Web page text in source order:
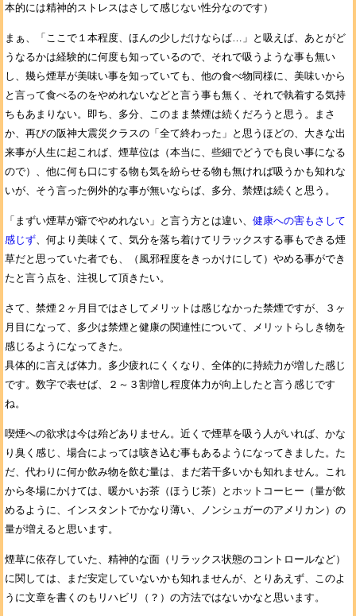
本的には精神的ストレスはさして感じない性分なのです）
まぁ、「ここで１本程度、ほんの少しだけならば…」と吸えば、あとがど
うなるかは経験的に何度も知っているので、それで吸うような事も無い
し、幾ら煙草が美味い事を知っていても、他の食べ物同様に、美味いから
と言って食べるのをやめれないなどと言う事も無く、それで執着する気持
ちもあまりない。即ち、多分、このまま禁煙は続くだろうと思う。まさ
か、再びの阪神大震災クラスの「全て終わった」と思うほどの、大きな出
来事が人生に起これば、煙草位は（本当に、些細でどうでも良い事になる
ので）、他に何も口にする物も気を紛らせる物も無ければ吸うかも知れな
いが、そう言った例外的な事が無いならば、多分、禁煙は続くと思う。
「まずい煙草が癖でやめれない」と言う方とは違い、 健康への害もさして
感じず、何より美味くて、気分を落ち着けてリラックスする事もできる煙
草だと思っていた者でも、（風邪程度をきっかけにして）やめる事ができ
たと言う点を、注視して頂きたい。
さて、禁煙２ヶ月目ではさしてメリットは感じなかった禁煙ですが、３ヶ
月目になって、多少は禁煙と健康の関連性について、メリットらしき物を
感じるようになってきた。
具体的に言えば体力。多少疲れにくくなり、全体的に持続力が増した感じ
です。数字で表せば、２～３割増し程度体力が向上したと言う感じです
ね。
喫煙への欲求は今は殆どありません。近くで煙草を吸う人がいれば、かな
り臭く感じ、場合によっては咳き込む事もあるようになってきました。た
だ、代わりに何か飲み物を飲む量は、まだ若干多いかも知れません。これ
から冬場にかけては、暖かいお茶（ほうじ茶）とホットコーヒー（量が飲
めるように、インスタントでかなり薄い、ノンシュガーのアメリカン）の
量が増えると思います。
煙草に依存していた、精神的な面（リラックス状態のコントロールなど）
に関しては、まだ安定していないかも知れませんが、とりあえず、このよ
うに文章を書くのもリハビリ（？）の方法ではないかなと思います。